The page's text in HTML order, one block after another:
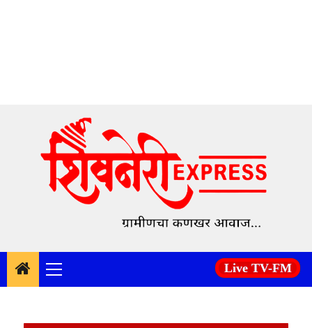
content
Primary
Menu
Live TV-FM